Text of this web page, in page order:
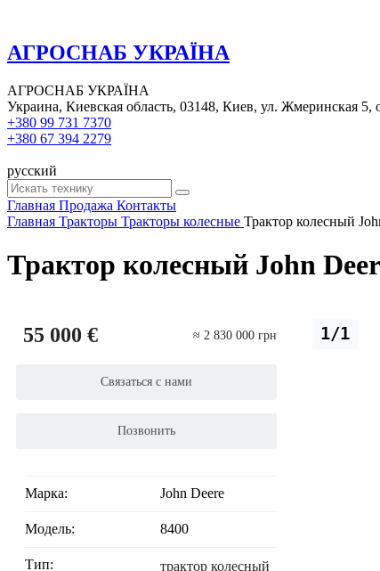
АГРОСНАБ УКРАЇНА
АГРОСНАБ УКРАЇНА
Украина, Киевская область, 03148, Киев, ул. Жмеринская 5,
+380 99 731 7370
+380 67 394 2279
русский
Главная Продажа Контакты
Главная Тракторы Тракторы колесные Трактор колесный
Трактор колесный John
1/1
55 000 € ≈ 2 830 000 грн
Связаться с нами
Позвонить
Марка: John Deere
Модель: 8400
Тип: трактор колесный